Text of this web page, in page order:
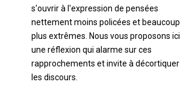
s'ouvrir à l'expression de pensées
nettement moins policées et beaucoup
plus extrêmes. Nous vous proposons ici
une réflexion qui alarme sur ces
rapprochements et invite à décortiquer
les discours.